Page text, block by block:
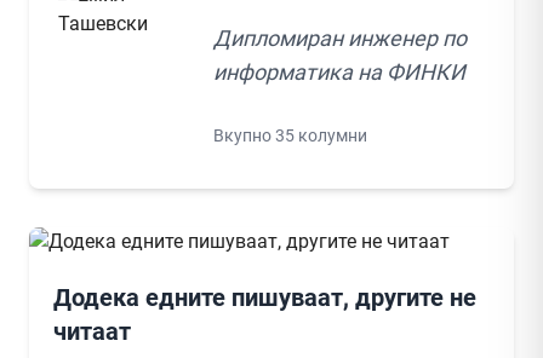
Дипломиран инженер по
информатика на ФИНКИ
Вкупно 35 колумни
Додека едните пишуваат, другите не
читаат